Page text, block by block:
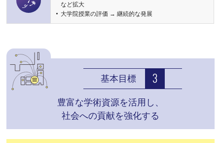
など拡大
大学院授業の評価 → 継続的な発展
基本目標
豊富な学術資源を活用し、
社会への貢献を強化する